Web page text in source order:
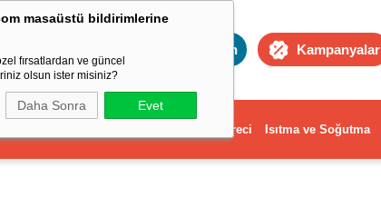
masaüstü bildirimlerine
fırsatlardan ve güncel
olsun ister misiniz?
Daha Sonra Evet
Toptan Kampanyalar
Dekorasyon ve Ev Gereci Isıtma ve Soğutma